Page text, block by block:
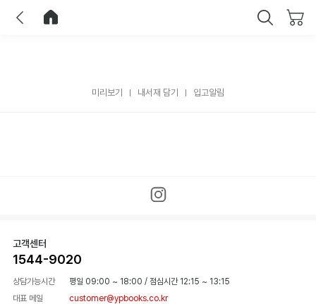
미리보기 내서재 담기 입고알림
고객센터
1544-9020
상담가능시간 평일 09:00 ~ 18:00 / 점심시간 12:15 ~ 13:15
대표 메일
customer@ypbooks.co.kr